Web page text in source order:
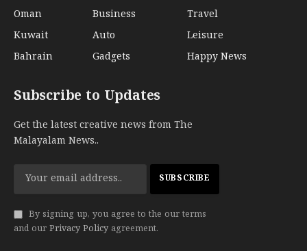
Oman
Kuwait
Bahrain
Business
Auto
Gadgets
Travel
Leisure
Happy News
Subscribe to Updates
Get the latest creative news from The
Malayalam News..
By signing up, you agree to the our terms
and our Privacy Policy agreement.